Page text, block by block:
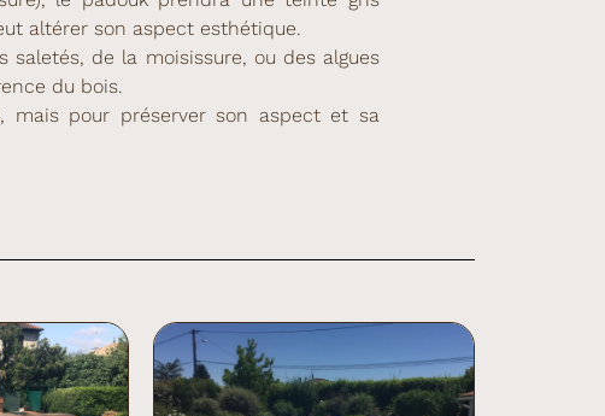
altérer son aspect esthétique.
de la moisissure, ou des algues
du bois.
mais pour préserver son aspect et sa